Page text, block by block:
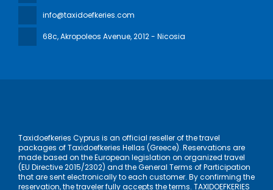
info@taxidoefkeries.com
68c, Akropoleos Avenue, 2012 - Nicosia
Taxidoefkeries Cyprus is an official reseller of the travel
packages of Taxidoefkeries Hellas (Greece). Reservations are
made based on the European legislation on organized travel
(EU Directive 2015/2302) and the General Terms of Participation
that are sent electronically to each customer. By confirming the
reservation, the traveler fully accepts the terms. TAXIDOEFKERIES